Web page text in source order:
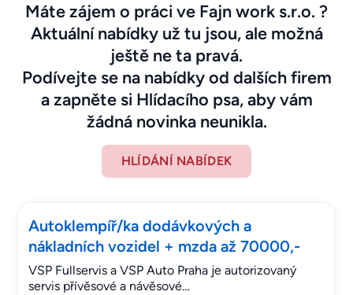
Máte zájem o práci ve Fajn work s.r.o. ?
Aktuální nabídky už tu jsou, ale možná
ještě ne ta pravá.
Podívejte se na nabídky od dalších firem
a zapněte si Hlídacího psa, aby vám
žádná novinka neunikla.
HLÍDÁNÍ NABÍDEK
Autoklempíř/ka dodávkových a
nákladních vozidel + mzda až 70000,-
VSP Fullservis a VSP Auto Praha je autorizovaný
servis přívěsové a návěsové…